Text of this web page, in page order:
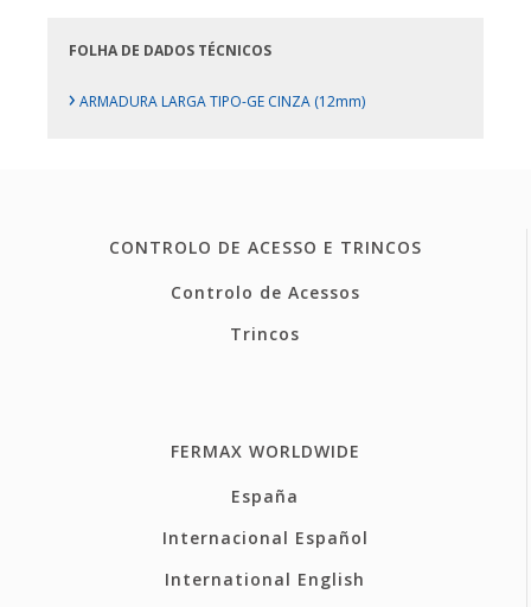
FOLHA DE DADOS TÉCNICOS
› ARMADURA LARGA TIPO-GE CINZA (12mm)
CONTROLO DE ACESSO E TRINCOS
Controlo de Acessos
Trincos
FERMAX WORLDWIDE
España
Internacional Español
International English